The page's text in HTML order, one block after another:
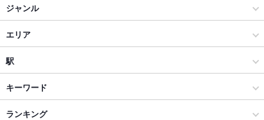
ワールドカップ
ジャンル
焼肉・ホルモン
焼肉
水戸 × 焼肉・ホルモン
水戸 × 焼肉
エリア
水戸駅
水戸駅 × 焼肉・ホルモン
水戸駅 × 焼肉
駅
偕楽園駅
常陸青柳駅
キーワード
手羽先 からあげ ビビンバ
ランキング